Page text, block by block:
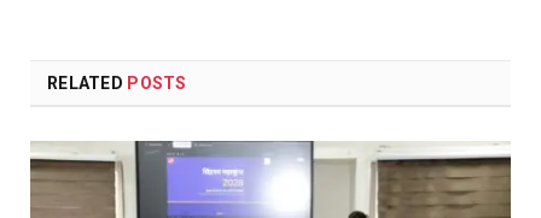
RELATED POSTS